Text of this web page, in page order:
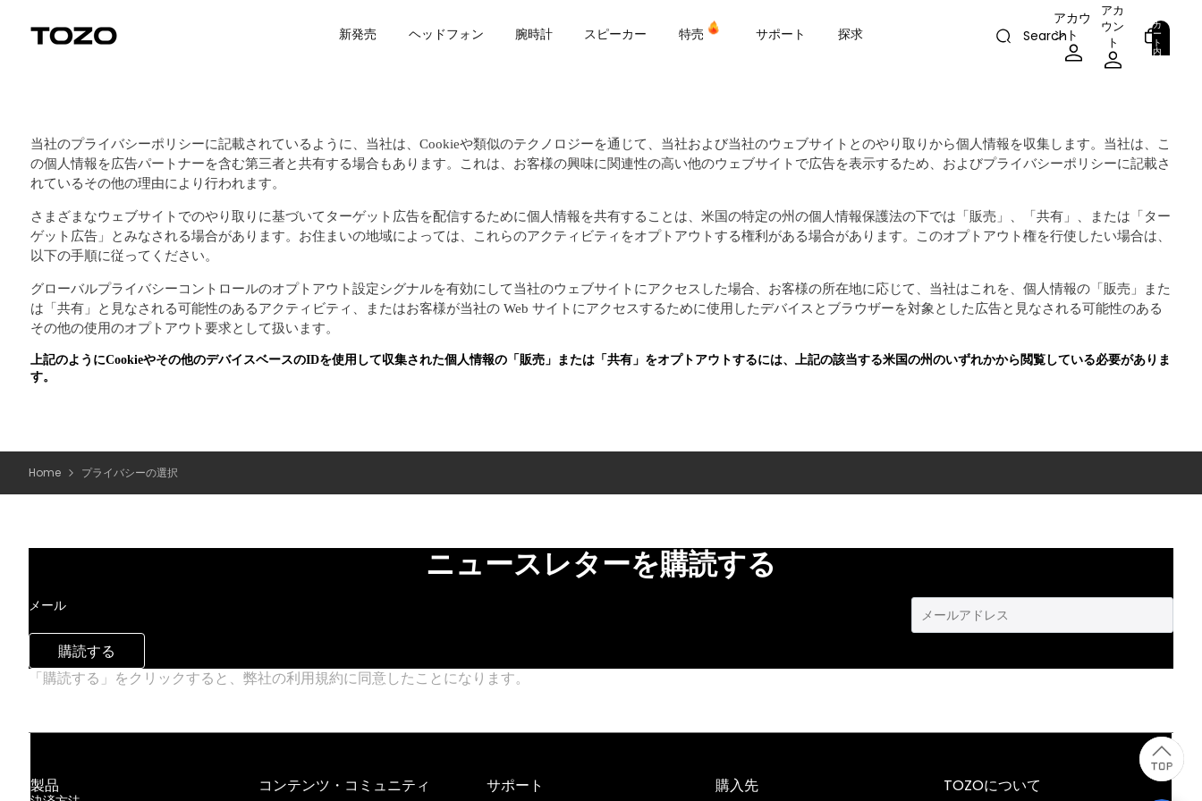
新発売
ヘッドフォン 腕時計 スピーカー 特売 サポート 探求 Search
アカウ
ント
アカ
ウン
ト
カ
ー
ト
内
の
当社のプライバシーポリシーに記載されているように、当社は、Cookieや類似のテクノロジーを通じて、当社および当社のウェブサイトとのやり取りから個人情報を収集します。当社は、こ
の個人情報を広告パートナーを含む第三者と共有する場合もあります。これは、お客様の興味に関連性の高い他のウェブサイトで広告を表示するため、およびプライバシーポリシーに記載さ
れているその他の理由により行われます。
さまざまなウェブサイトでのやり取りに基づいてターゲット広告を配信するために個人情報を共有することは、米国の特定の州の個人情報保護法の下では「販売」、「共有」、または「ター
ゲット広告」とみなされる場合があります。お住まいの地域によっては、これらのアクティビティをオプトアウトする権利がある場合があります。このオプトアウト権を行使したい場合は、
以下の手順に従ってください。
グローバルプライバシーコントロールのオプトアウト設定シグナルを有効にして当社のウェブサイトにアクセスした場合、お客様の所在地に応じて、当社はこれを、個人情報の「販売」また
は「共有」と見なされる可能性のあるアクティビティ、またはお客様が当社の Web サイトにアクセスするために使用したデバイスとブラウザーを対象とした広告と見なされる可能性のある
その他の使用のオプトアウト要求として扱います。
上記のようにCookieやその他のデバイスベースのIDを使用して収集された個人情報の「販売」または「共有」をオプトアウトするには、上記の該当する米国の州のいずれかから閲覧している必要がありま
す。
Home プライバシーの選択
ニュースレターを購読する
メール
購読する
「購読する」をクリックすると、弊社の利用規約に同意したことになります。
製品 コンテンツ・コミュニティ サポート 購入先 TOZOについて